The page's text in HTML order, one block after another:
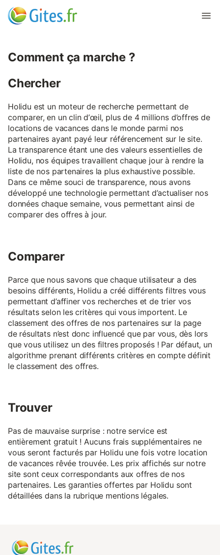
Comment ça marche ?
Chercher
Holidu est un moteur de recherche permettant de
comparer, en un clin d’œil, plus de 4 millions d’offres de
locations de vacances dans le monde parmi nos
partenaires ayant payé leur référencement sur le site.
La transparence étant une des valeurs essentielles de
Holidu, nos équipes travaillent chaque jour à rendre la
liste de nos partenaires la plus exhaustive possible.
Dans ce même souci de transparence, nous avons
développé une technologie permettant d’actualiser nos
données chaque semaine, vous permettant ainsi de
comparer des offres à jour.
Comparer
Parce que nous savons que chaque utilisateur a des
besoins différents, Holidu a créé différents filtres vous
permettant d’affiner vos recherches et de trier vos
résultats selon les critères qui vous importent. Le
classement des offres de nos partenaires sur la page
de résultats n’est donc influencé que par vous, dès lors
que vous utilisez un des filtres proposés ! Par défaut, un
algorithme prenant différents critères en compte définit
le classement des offres.
Trouver
Pas de mauvaise surprise : notre service est
entièrement gratuit ! Aucuns frais supplémentaires ne
vous seront facturés par Holidu une fois votre location
de vacances rêvée trouvée. Les prix affichés sur notre
site sont ceux correspondants aux offres de nos
partenaires. Les garanties offertes par Holidu sont
détaillées dans la rubrique mentions légales.